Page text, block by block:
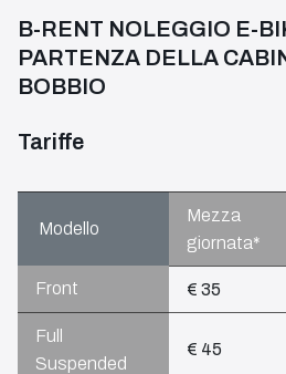
B-RENT NOLEGGIO E-
PARTENZA DELLA
BOBBIO
Tariffe
Modello
Mezza
giornata*
Front € 35
Full
Suspended
€ 45